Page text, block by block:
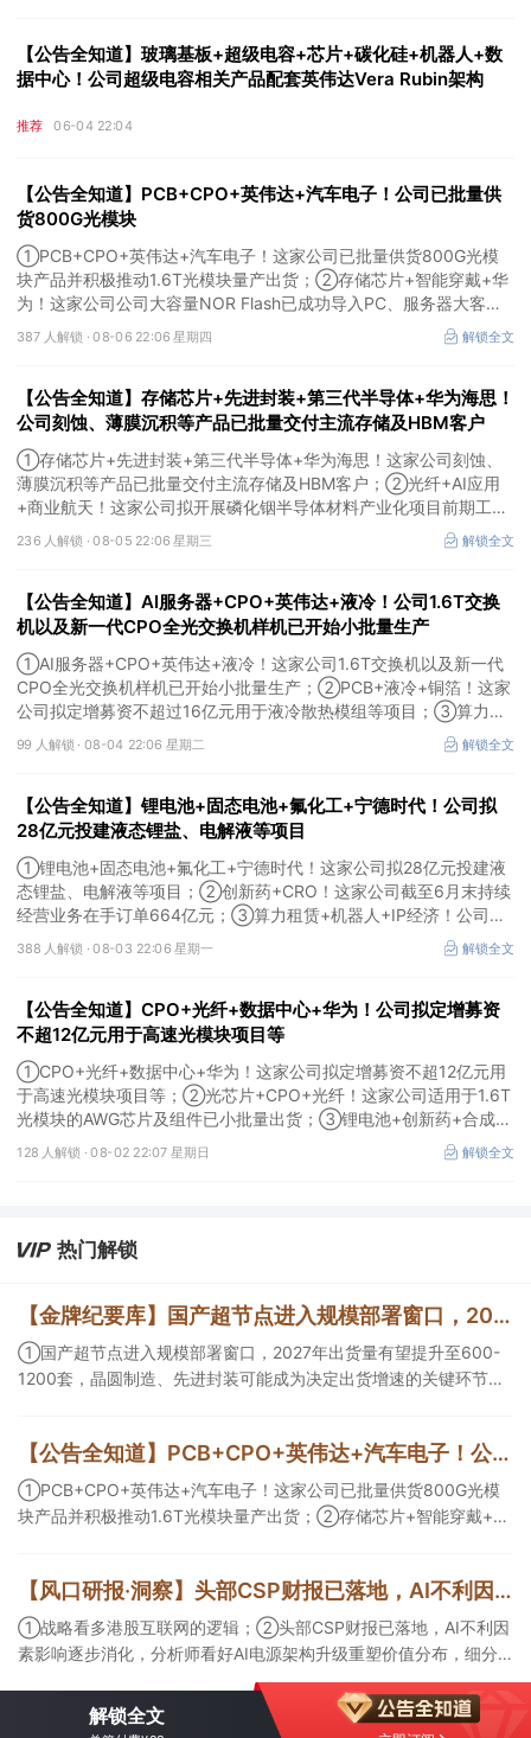
【公告全知道】玻璃基板+超级电容+芯片+碳化硅+机器人+数
据中心！公司超级电容相关产品配套英伟达Vera Rubin架构
推荐 06-04 22:04
【公告全知道】PCB+CPO+英伟达+汽车电子！公司已批量供
货800G光模块
①PCB+CPO+英伟达+汽车电子！这家公司已批量供货800G光模
块产品并积极推动1.6T光模块量产出货；②存储芯片+智能穿戴+华
为！这家公司公司大容量NOR Flash已成功导入PC、服务器大客
户；③边缘计算+智慧灯杆！公司拟跨界布局固态存储标的。
387 人解锁 ·08-06 22:06 星期四 解锁全文
【公告全知道】存储芯片+先进封装+第三代半导体+华为海思！
公司刻蚀、薄膜沉积等产品已批量交付主流存储及HBM客户
①存储芯片+先进封装+第三代半导体+华为海思！这家公司刻蚀、
薄膜沉积等产品已批量交付主流存储及HBM客户；②光纤+AI应用
+商业航天！这家公司拟开展磷化铟半导体材料产业化项目前期工
作；③MLCC+光模块+商业航天+军工！公司拟定增募资不超3亿元
用于MLCC相关项目。
236 人解锁 ·08-05 22:06 星期三 解锁全文
【公告全知道】AI服务器+CPO+英伟达+液冷！公司1.6T交换
机以及新一代CPO全光交换机样机已开始小批量生产
①AI服务器+CPO+英伟达+液冷！这家公司1.6T交换机以及新一代
CPO全光交换机样机已开始小批量生产；②PCB+液冷+铜箔！这家
公司拟定增募资不超过16亿元用于液冷散热模组等项目；③算力
+云计算+华为鲲鹏！公司签署超46亿元算力服务合同。
99 人解锁 · 08-04 22:06 星期二 解锁全文
【公告全知道】锂电池+固态电池+氟化工+宁德时代！公司拟
28亿元投建液态锂盐、电解液等项目
①锂电池+固态电池+氟化工+宁德时代！这家公司拟28亿元投建液
态锂盐、电解液等项目；②创新药+CRO！这家公司截至6月末持续
经营业务在手订单664亿元；③算力租赁+机器人+IP经济！公司签
署32亿元算力服务合同。
388 人解锁 ·08-03 22:06 星期一 解锁全文
【公告全知道】CPO+光纤+数据中心+华为！公司拟定增募资
不超12亿元用于高速光模块项目等
①CPO+光纤+数据中心+华为！这家公司拟定增募资不超12亿元用
于高速光模块项目等；②光芯片+CPO+光纤！这家公司适用于1.6T
光模块的AWG芯片及组件已小批量出货；③锂电池+创新药+合成生
物！公司拟定增募资不超过7亿元以切入半导体供应链。
128 人解锁 ·08-02 22:07 星期日 解锁全文
热门解锁
【金牌纪要库】国产超节点进入规模部署窗口，2027年出货量有望提升至600-1200套，晶圆制造、先进封装可能成为决定出货增速的关键环节
①国产超节点进入规模部署窗口，2027年出货量有望提升至600-
1200套，晶圆制造、先进封装可能成为决定出货增速的关键环节；
换芯片已经由送样验证逐步进入小批量应用，中低速率产品替代有
望加快，400G、800G产品正进入认证和导入阶段。
【公告全知道】PCB+CPO+英伟达+汽车电子！公司已批量供货800G光模块
①PCB+CPO+英伟达+汽车电子！这家公司已批量供货800G光模
块产品并积极推动1.6T光模块量产出货；②存储芯片+智能穿戴+华
【风口研报·洞察】头部CSP财报已落地，AI不利因素影响逐步消化，分析师看好AI电源架构升级重塑价值分布，细分龙头迈入放量验证阶段；战略看多港股互联网的逻辑
①战略看多港股互联网的逻辑；②头部CSP财报已落地，AI不利因
素影响逐步消化，分析师看好AI电源架构升级重塑价值分布，细分
龙头迈入放量验证阶段；③今日全市场机构研报共发布122篇，康
龙化成、江淮汽车评级得到上调，9家公司获得首度覆盖，其中乔锋
智能获新财富分析师深度覆盖；④在个股机构关注度排行中，华峰
解锁全文